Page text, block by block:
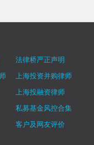
法律桥严正声明
上海投资并购律师
上海投融资律师
私募基金风控合集
客户及网友评价